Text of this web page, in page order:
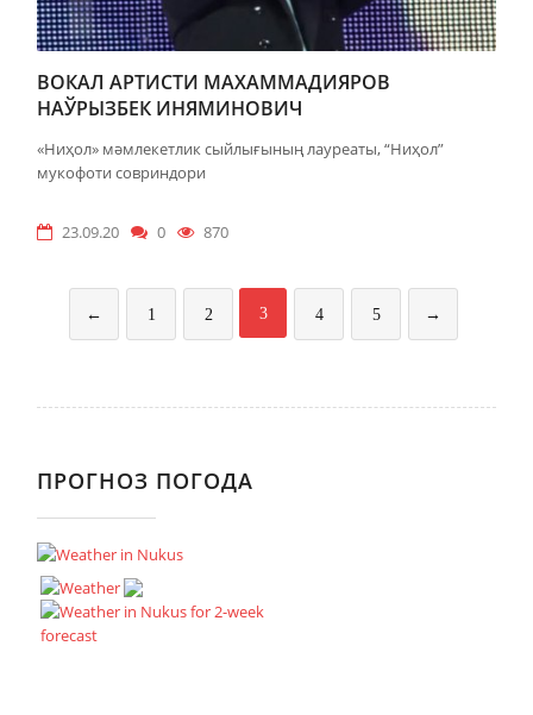
ВОКАЛ АРТИСТИ МАХАММАДИЯРОВ
НАЎРЫЗБЕК ИНЯМИНОВИЧ
«Ниҳол» мәмлекетлик сыйлығының лауреаты, “Ниҳол”
мукофоти совриндори
23.09.20 0 870
← 1 2 3 4 5 →
ПРОГНОЗ ПОГОДА